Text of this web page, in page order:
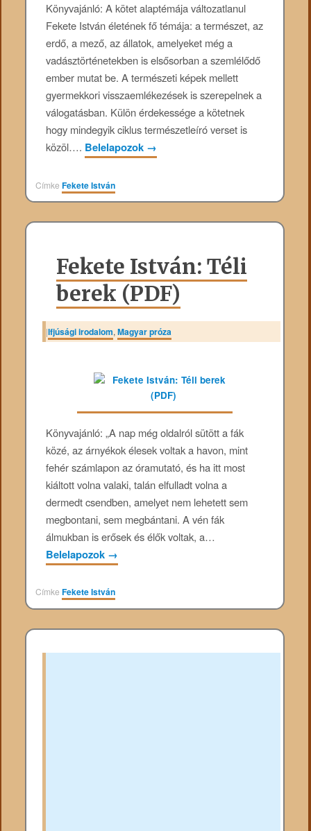
Könyvajánló: A kötet alaptémája változatlanul
Fekete István életének fő témája: a természet, az
erdő, a mező, az állatok, amelyeket még a
vadásztörténetekben is elsősorban a szemlélődő
ember mutat be. A természeti képek mellett
gyermekkori visszaemlékezések is szerepelnek a
válogatásban. Külön érdekessége a kötetnek
hogy mindegyik ciklus természetleíró verset is
közöl…. Belelapozok →
CímkeFekete István
Fekete István: Téli
berek (PDF)
|Ifjúsági irodalom,Magyar próza
Könyvajánló: „A nap még oldalról sütött a fák
közé, az árnyékok élesek voltak a havon, mint
fehér számlapon az óramutató, és ha itt most
kiáltott volna valaki, talán elfulladt volna a
dermedt csendben, amelyet nem lehetett sem
megbontani, sem megbántani. A vén fák
álmukban is erősek és élők voltak, a…
Belelapozok →
CímkeFekete István